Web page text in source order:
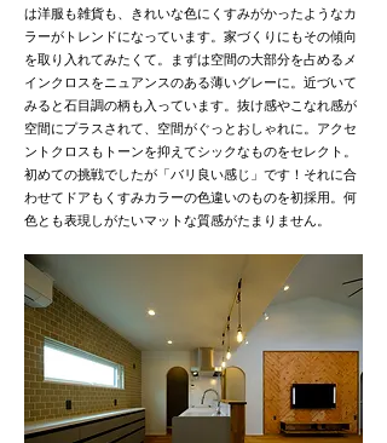
は洋服も雑貨も、きれいな色にくすみがかったようなカ
ラーがトレンドになっています。家づくりにもその傾向
を取り入れてみたくて。まずは空間の大部分を占めるメ
インクロスをニュアンスのある薄いグレーに。近づいて
みると石目調の柄も入っています。抜け感やこなれ感が
空間にプラスされて、空間がぐっとおしゃれに。アクセ
ントクロスもトーンを抑えてシックなものをセレクト。
初めての挑戦でしたが「バリ良い感じ」です！それに合
わせてドアもくすみカラーの色違いのものを初採用。何
色とも表現しがたいマットな質感がたまりません。